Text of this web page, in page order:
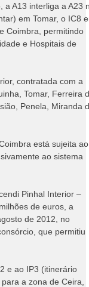
a A13 interliga a A23
em Tomar, o IC8
Coimbra, permitindo
e Hospitais de
contratada com a
Tomar, Ferreira
Penela, Miranda
está sujeita ao
ao sistema
Pinhal Interior –
de euros, a
de 2012, no
que permitiu
e ao IP3 (itinerário
a zona de Ceira,